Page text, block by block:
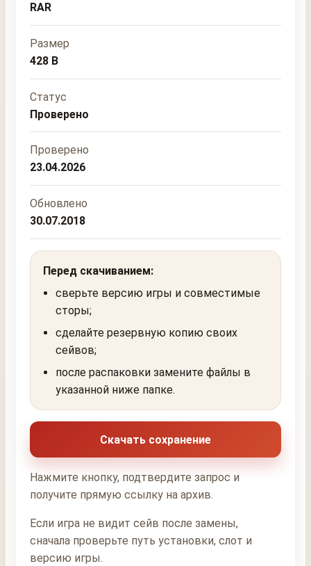
RAR
Размер
428 B
Статус
Проверено
Проверено
23.04.2026
Обновлено
30.07.2018
Перед скачиванием:
сверьте версию игры и совместимые
сторы;
сделайте резервную копию своих
сейвов;
после распаковки замените файлы в
указанной ниже папке.
Скачать сохранение
Нажмите кнопку, подтвердите запрос и
получите прямую ссылку на архив.
Если игра не видит сейв после замены,
сначала проверьте путь установки, слот и
версию игры.